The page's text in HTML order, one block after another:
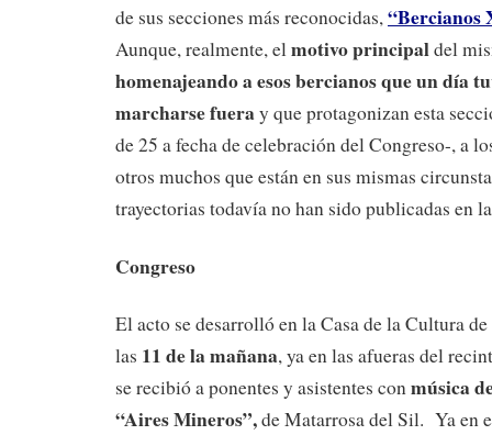
de sus secciones más reconocidas,“Bercianos
Aunque, realmente, elmotivo principaldel
homenajeando a esos bercianos que un día
marcharse fueray que protagonizan esta
de 25 a fecha de celebración del Congreso-, a
otros muchos que están en sus mismas
trayectorias todavía no han sido publicadas en
Congreso
El acto se desarrolló en la Casa de la Cultura
las 11 de la mañana, ya en las afueras del
se recibió a ponentes y asistentes conmúsica
“Aires Mineros”,de Matarrosa del Sil. Ya en